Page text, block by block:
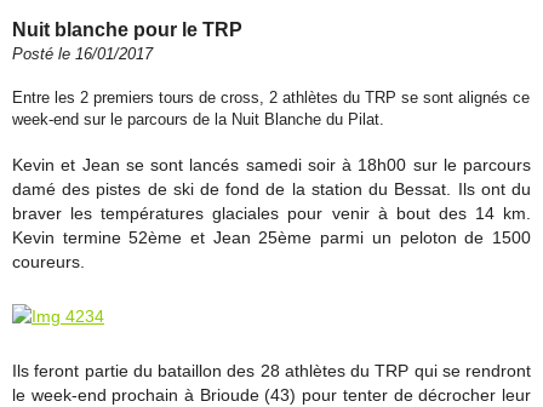
Nuit blanche pour le TRP
Posté le 16/01/2017
Entre les 2 premiers tours de cross, 2 athlètes du TRP se sont alignés ce
week-end sur le parcours de la Nuit Blanche du Pilat.
Kevin et Jean se sont lancés samedi soir à 18h00 sur le parcours
damé des pistes de ski de fond de la station du Bessat. Ils ont du
braver les températures glaciales pour venir à bout des 14 km.
Kevin termine 52ème et Jean 25ème parmi un peloton de 1500
coureurs.
Ils feront partie du bataillon des 28 athlètes du TRP qui se rendront
le week-end prochain à Brioude (43) pour tenter de décrocher leur